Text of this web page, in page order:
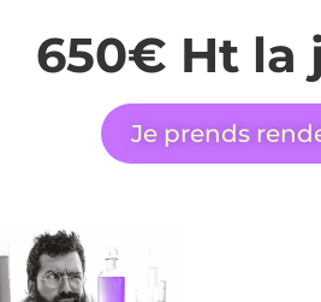
650€ Ht la
Je prends